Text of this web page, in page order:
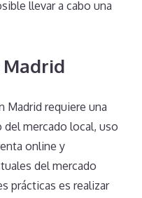
llevar a cabo una
Madrid requiere una
mercado local, uso
online y
del mercado
prácticas es realizar